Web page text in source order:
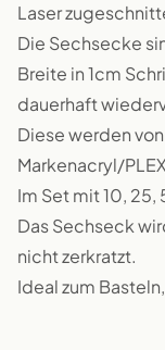
Laser
Die Sechsecke
Breite in 1cm
dauerhaft
Diese werden
Markenacryl/
Im Set mit 10,
Das Sechseck
nicht zerkratzt.
Ideal zum